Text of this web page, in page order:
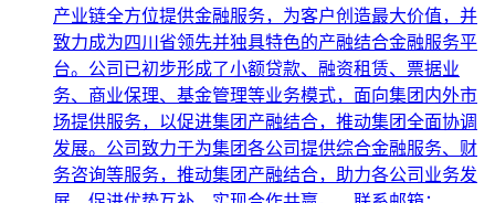
产业链全方位提供金融服务，为客户创造最大价值，并
致力成为四川省领先并独具特色的产融结合金融服务平
台。公司已初步形成了小额贷款、融资租赁、票据业
务、商业保理、基金管理等业务模式，面向集团内外市
场提供服务，以促进集团产融结合，推动集团全面协调
发展。公司致力于为集团各公司提供综合金融服务、财
务咨询等服务，推动集团产融结合，助力各公司业务发